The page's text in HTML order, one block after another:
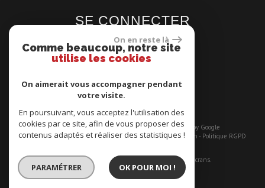
SE CONNECTER
Espace propriétaires
© 2026 | Tous droits réservés | Traduction powered by Google
Plan du site -Mentions légales-Nos honoraires-Liens-Admin - Politique RGPD
un seul site adaptable à tous les types d'écrans.
On en reste là
Comme beaucoup, notre site
utilise les cookies
On aimerait vous accompagner pendant
votre visite.
En poursuivant, vous acceptez l'utilisation des
cookies par ce site, afin de vous proposer des
contenus adaptés et réaliser des statistiques !
PARAMÉTRER OK POUR MOI !